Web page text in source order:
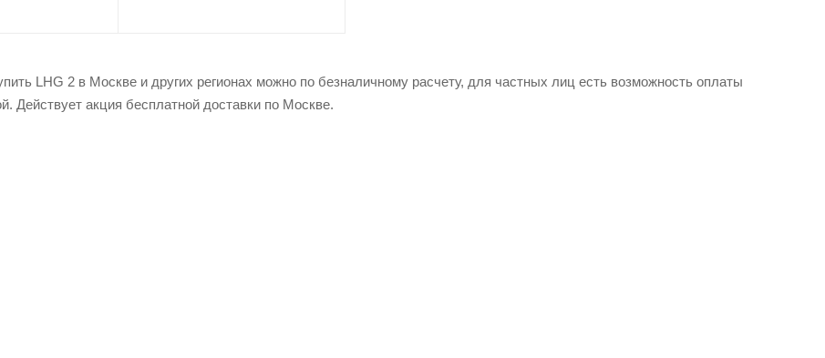
LHG 2 в Москве и других регионах можно по безналичному расчету, для частных лиц есть возможность оплаты
Действует акция бесплатной доставки по Москве.